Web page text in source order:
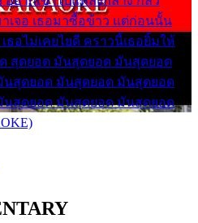
เจอ เธอมาซื้อข้าว แต่ก่อนนั้น
ธอไม่เคยไยดี คราวนี้เธอยิ้มให้
สุดยอด มันสุดยอด มันสุดยอด
สุดยอด มันสุดยอด มันสุดยอด
สุดยอด มันสุดยอด มันสุดยอด